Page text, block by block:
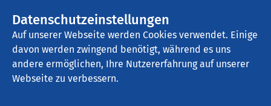
Datenschutzeinstellungen
Auf unserer Webseite werden Cookies verwendet. Einige
davon werden zwingend benötigt, während es uns
andere ermöglichen, Ihre Nutzererfahrung auf unserer
Webseite zu verbessern.
AMEOS Klinikum Aschersleben